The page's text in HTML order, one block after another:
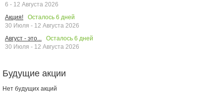
6 - 12 Августа 2026
Акция!
Осталось 6 дней
30 Июля - 12 Августа 2026
Август - это...
Осталось 6 дней
30 Июля - 12 Августа 2026
Будущие акции
Нет будущих акций